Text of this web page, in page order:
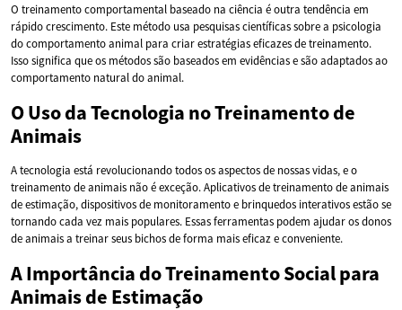
O treinamento comportamental baseado na ciência é outra tendência em
rápido crescimento. Este método usa pesquisas científicas sobre a psicologia
do comportamento animal para criar estratégias eficazes de treinamento.
Isso significa que os métodos são baseados em evidências e são adaptados ao
comportamento natural do animal.
O Uso da Tecnologia no Treinamento de
Animais
A tecnologia está revolucionando todos os aspectos de nossas vidas, e o
treinamento de animais não é exceção. Aplicativos de treinamento de animais
de estimação, dispositivos de monitoramento e brinquedos interativos estão se
tornando cada vez mais populares. Essas ferramentas podem ajudar os donos
de animais a treinar seus bichos de forma mais eficaz e conveniente.
A Importância do Treinamento Social para
Animais de Estimação